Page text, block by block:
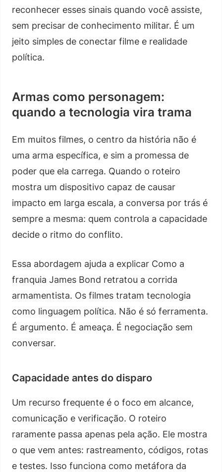
reconhecer esses sinais quando você assiste,
sem precisar de conhecimento militar. É um
jeito simples de conectar filme e realidade
política.
Armas como personagem:
quando a tecnologia vira trama
Em muitos filmes, o centro da história não é
uma arma específica, e sim a promessa de
poder que ela carrega. Quando o roteiro
mostra um dispositivo capaz de causar
impacto em larga escala, a conversa por trás é
sempre a mesma: quem controla a capacidade
decide o ritmo do conflito.
Essa abordagem ajuda a explicar Como a
franquia James Bond retratou a corrida
armamentista. Os filmes tratam tecnologia
como linguagem política. Não é só ferramenta.
É argumento. É ameaça. É negociação sem
conversar.
Capacidade antes do disparo
Um recurso frequente é o foco em alcance,
comunicação e verificação. O roteiro
raramente passa apenas pela ação. Ele mostra
o que vem antes: rastreamento, códigos, rotas
e testes. Isso funciona como metáfora da